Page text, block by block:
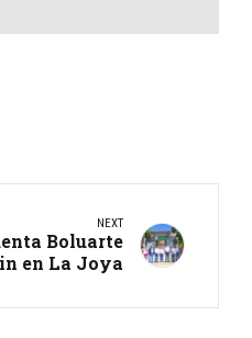
NEXT
Boluarte
en La Joya